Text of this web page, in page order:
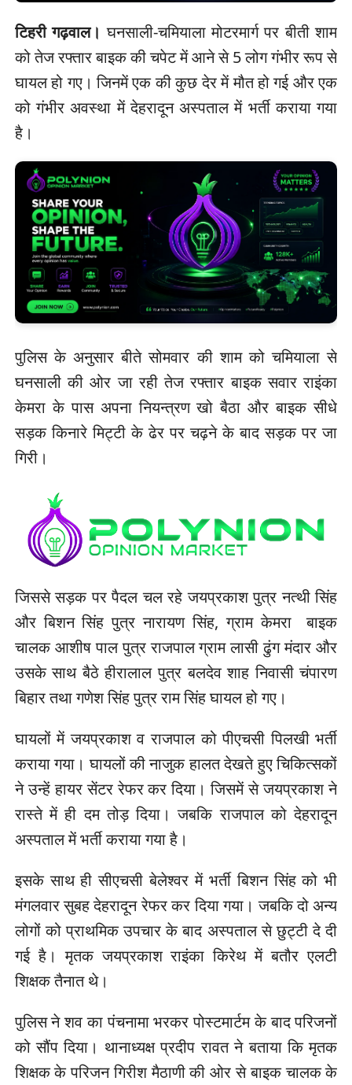
टिहरी गढ़वाल। घनसाली-चमियाला मोटरमार्ग पर बीती शाम
को तेज रफ्तार बाइक की चपेट में आने से 5 लोग गंभीर रूप से
घायल हो गए। जिनमें एक की कुछ देर में मौत हो गई और एक
को गंभीर अवस्था में देहरादून अस्पताल में भर्ती कराया गया
है।
पुलिस के अनुसार बीते सोमवार की शाम को चमियाला से
घनसाली की ओर जा रही तेज रफ्तार बाइक सवार राइंका
केमरा के पास अपना नियन्त्रण खो बैठा और बाइक सीधे
सड़क किनारे मिट्टी के ढेर पर चढ़ने के बाद सड़क पर जा
गिरी।
जिससे सड़क पर पैदल चल रहे जयप्रकाश पुत्र नत्थी सिंह
और बिशन सिंह पुत्र नारायण सिंह, ग्राम केमरा बाइक
चालक आशीष पाल पुत्र राजपाल ग्राम लासी ढुंग मंदार और
उसके साथ बैठे हीरालाल पुत्र बलदेव शाह निवासी चंपारण
बिहार तथा गणेश सिंह पुत्र राम सिंह घायल हो गए।
घायलों में जयप्रकाश व राजपाल को पीएचसी पिलखी भर्ती
कराया गया। घायलों की नाजुक हालत देखते हुए चिकित्सकों
ने उन्हें हायर सेंटर रेफर कर दिया। जिसमें से जयप्रकाश ने
रास्ते में ही दम तोड़ दिया। जबकि राजपाल को देहरादून
अस्पताल में भर्ती कराया गया है।
इसके साथ ही सीएचसी बेलेश्वर में भर्ती बिशन सिंह को भी
मंगलवार सुबह देहरादून रेफर कर दिया गया। जबकि दो अन्य
लोगों को प्राथमिक उपचार के बाद अस्पताल से छुट्टी दे दी
गई है। मृतक जयप्रकाश राइंका किरेथ में बतौर एलटी
शिक्षक तैनात थे।
पुलिस ने शव का पंचनामा भरकर पोस्टमार्टम के बाद परिजनों
को सौंप दिया। थानाध्यक्ष प्रदीप रावत ने बताया कि मृतक
शिक्षक के परिजन गिरीश मैठाणी की ओर से बाइक चालक के